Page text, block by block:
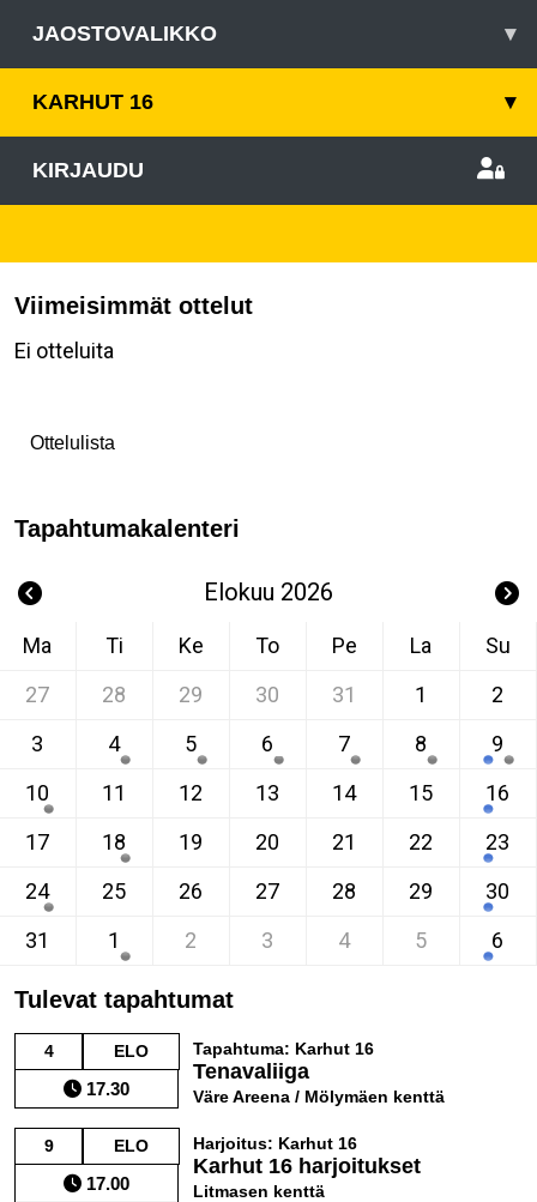
JAOSTOVALIKKO ▾
KARHUT 16 ▾
KIRJAUDU
Viimeisimmät ottelut
Ei otteluita
Ottelulista
Tapahtumakalenteri
Elokuu 2026
Ma Ti Ke To Pe La
Su
27
28 29 30 31 1
2
3
4 5 6 7 8
9
10
11 12 13 14 15
16
17
18 19 20 21 22
23
24
25 26 27 28 29
30
31
1 2 3 4 5 6
Tulevat tapahtumat
4 ELO
17.30
Tapahtuma: Karhut 16
Tenavaliiga
Väre Areena / Mölymäen kenttä
9 ELO
17.00
Harjoitus: Karhut 16
Karhut 16 harjoitukset
Litmasen kenttä